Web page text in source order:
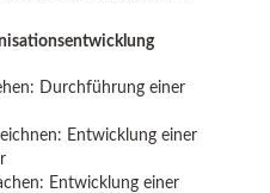
Durchführung einer
Entwicklung einer
Entwicklung einer